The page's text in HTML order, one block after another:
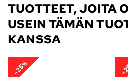
TUOTTEET, JOITA
USEIN TÄMÄN
KANSSA
-25% -